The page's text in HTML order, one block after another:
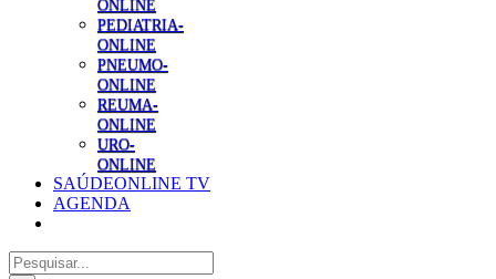
ONLINE
PEDIATRIA-
ONLINE
PNEUMO-
ONLINE
REUMA-
ONLINE
URO-
ONLINE
SAÚDEONLINE TV
AGENDA
Pesquisar